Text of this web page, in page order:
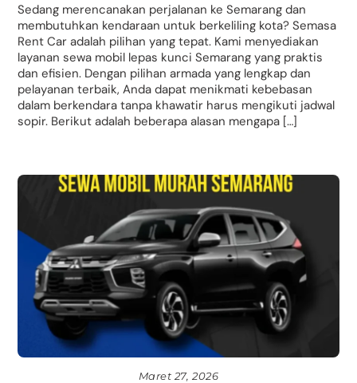
Sedang merencanakan perjalanan ke Semarang dan
membutuhkan kendaraan untuk berkeliling kota? Semasa
Rent Car adalah pilihan yang tepat. Kami menyediakan
layanan sewa mobil lepas kunci Semarang yang praktis
dan efisien. Dengan pilihan armada yang lengkap dan
pelayanan terbaik, Anda dapat menikmati kebebasan
dalam berkendara tanpa khawatir harus mengikuti jadwal
sopir. Berikut adalah beberapa alasan mengapa […]
Maret 27, 2026